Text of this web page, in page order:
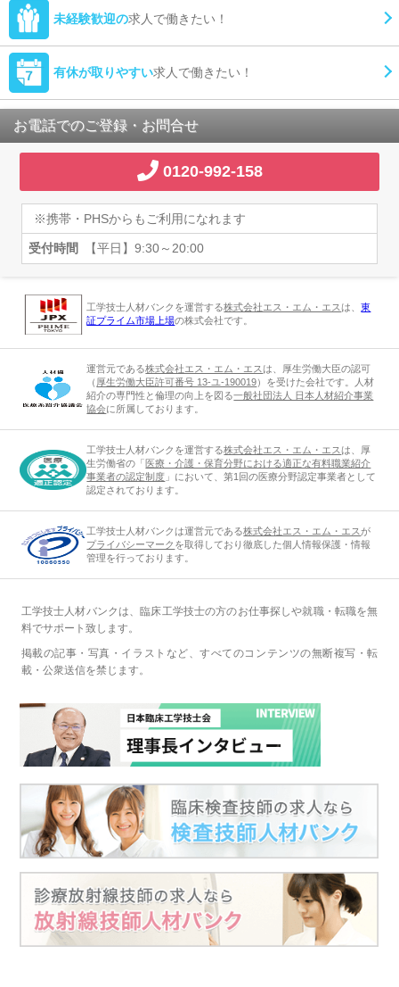
未経験歓迎の求人で働きたい！
有休が取りやすい求人で働きたい！
お電話でのご登録・お問合せ
0120-992-158
※携帯・PHSからもご利用になれます
受付時間 【平日】9:30～20:00
工学技士人材バンクを運営する株式会社エス・エム・エスは、東
証プライム市場上場の株式会社です。
運営元である株式会社エス・エム・エスは、厚生労働大臣の認可
（ 厚生労働大臣許可番号 13-ユ-190019）を受けた会社です。人材
紹介の専門性と倫理の向上を図る一般社団法人 日本人材紹介事業
協会に所属しております。
工学技士人材バンクを運営する株式会社エス・エム・エスは、厚
生労働省の「 医療・介護・保育分野における適正な有料職業紹介
事業者の認定制度 」において、第1回の医療分野認定事業者として
認定されております。
工学技士人材バンクは運営元である株式会社エス・エム・エスが
プライバシーマーク を取得しており徹底した個人情報保護・情報
管理を行っております。
工学技士人材バンクは、臨床工学技士の方のお仕事探しや就職・転職を無
料でサポート致します。
掲載の記事・写真・イラストなど、すべてのコンテンツの無断複写・転
載・公衆送信を禁じます。